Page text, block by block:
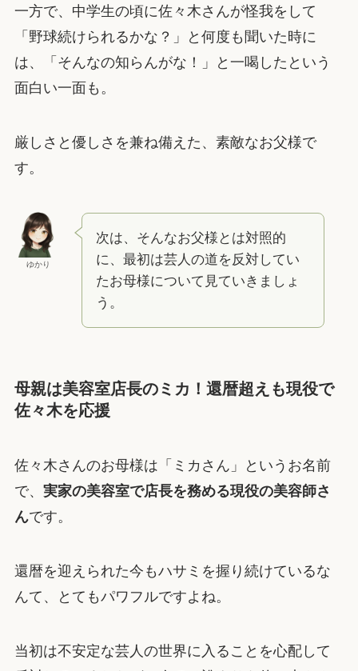
一方で、中学生の頃に佐々木さんが怪我をして
「野球続けられるかな？」と何度も聞いた時に
は、「そんなの知らんがな！」と一喝したという
面白い一面も。
厳しさと優しさを兼ね備えた、素敵なお父様で
す。
ゆかり
次は、そんなお父様とは対照的
に、最初は芸人の道を反対してい
たお母様について見ていきましょ
う。
母親は美容室店長のミカ！還暦超えも現役で
佐々木を応援
佐々木さんのお母様は「ミカさん」というお名前
で、 実家の美容室で店長を務める現役の美容師さ
んです。
還暦を迎えられた今もハサミを握り続けているな
んて、とてもパワフルですよね。
当初は不安定な芸人の世界に入ることを心配して